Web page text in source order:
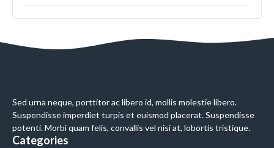
Sed urna neque, porttitor ac libero id, mollis molestie libero.
Suspendisse imperdiet turpis et euismod placerat. Suspendisse
potenti. Morbi quam felis, convallis vel nisi at, lobortis tristique.
Categories